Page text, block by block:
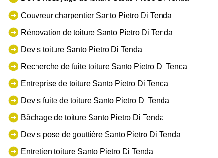
Couvreur charpentier Santo Pietro Di Tenda
Rénovation de toiture Santo Pietro Di Tenda
Devis toiture Santo Pietro Di Tenda
Recherche de fuite toiture Santo Pietro Di Tenda
Entreprise de toiture Santo Pietro Di Tenda
Devis fuite de toiture Santo Pietro Di Tenda
Bâchage de toiture Santo Pietro Di Tenda
Devis pose de gouttière Santo Pietro Di Tenda
Entretien toiture Santo Pietro Di Tenda